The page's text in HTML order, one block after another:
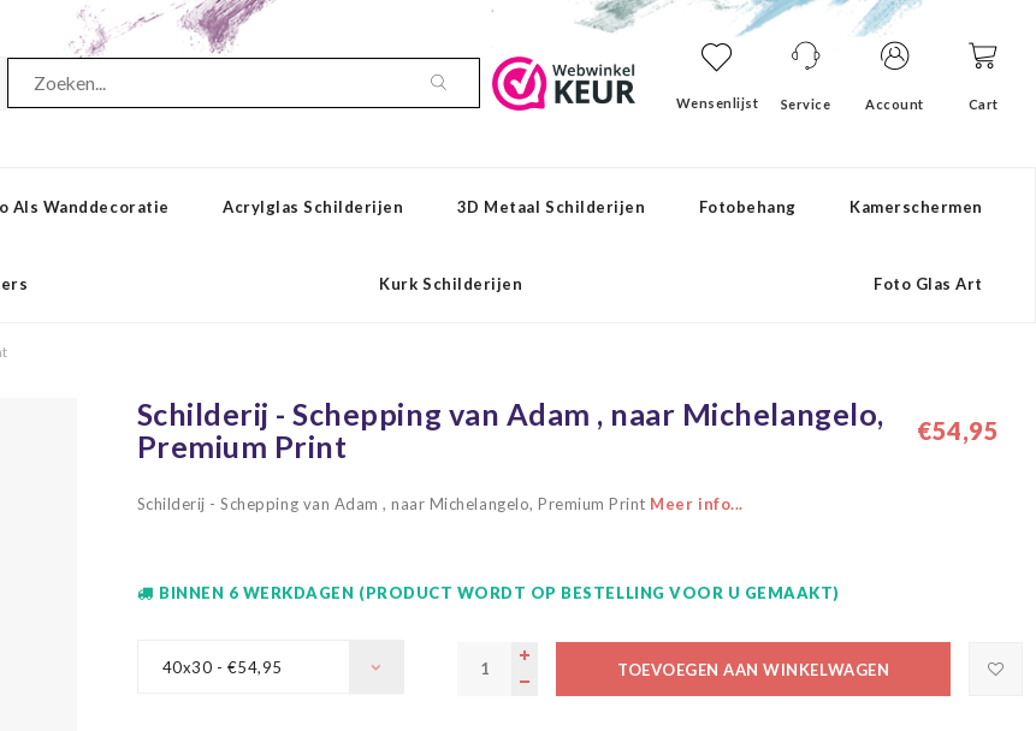
Wensenlijst Service Account Cart
Als Wanddecoratie Acrylglas Schilderijen 3D Metaal Schilderijen Fotobehang Kamerschermen
Kurk Schilderijen Foto Glas Art
Schilderij - Schepping van Adam , naar Michelangelo,
Premium Print
€54,95
Schilderij - Schepping van Adam , naar Michelangelo, Premium Print Meer info...
BINNEN 6 WERKDAGEN (PRODUCT WORDT OP BESTELLING VOOR U GEMAAKT)
40x30 - €54,95 TOEVOEGEN AAN WINKELWAGEN